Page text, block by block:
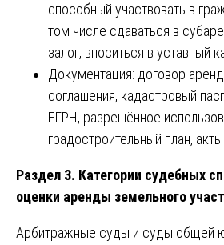
способный участвовать в
том числе сдаваться в
залог, вноситься в уставный
Документация: договор
соглашения, кадастровый
ЕГРН, разрешённое
градостроительный план,
Раздел 3. Категории судебных
оценки аренды земельного
Арбитражные суды и суды общей